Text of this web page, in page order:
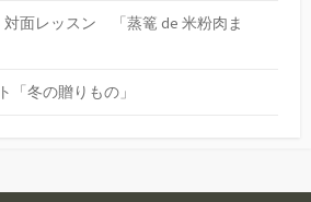
対面レッスン 「蒸篭 de 米粉肉ま
「冬の贈りもの」